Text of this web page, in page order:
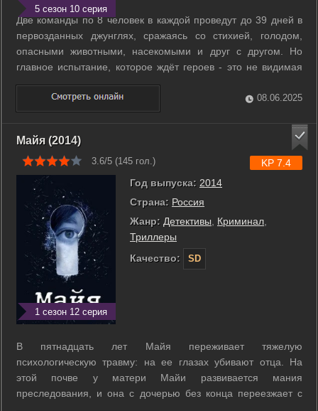
5 сезон 10 серия
Две команды по 8 человек в каждой проведут до 39 дней в
первозданных джунглях, сражаясь со стихией, голодом,
опасными животными, насекомыми и друг с другом. Но
главное испытание, которое ждёт героев - это не видимая
глазу внутренняя борьба за то, чтобы сохранить свои
лучшие человеческие качества и не превратиться в дикаря.
...
08.06.2025
Майя (2014)
3.6/5 (145 гол.)
1 сезон 12 серия
Год выпуска: 2014
Страна: Россия
Жанр: Детективы, Криминал,
Триллеры
Качество:
SD
KP 7.4
В пятнадцать лет Майя переживает тяжелую
психологическую травму: на ее глазах убивают отца. На
этой почве у матери Майи развивается мания
преследования, и она с дочерью без конца переезжает с